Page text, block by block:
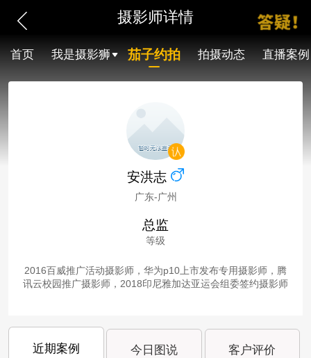
摄影师详情
首页 我是摄影狮 茄子约拍 拍摄动态 直播案例
安洪志
广东-广州
总监
等级
2016百威推广活动摄影师，华为p10上市发布专用摄影师，腾
讯云校园推广摄影师，2018印尼雅加达亚运会组委签约摄影师
近期案例 今日图说 客户评价